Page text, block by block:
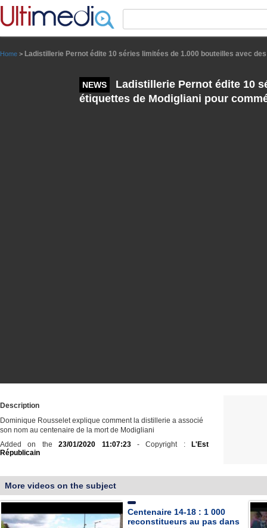
Home > Ladistillerie Pernot édite 10 séries limitées de 1.000 bouteilles avec
NEWS
Ladistillerie Pernot édite 10
étiquettes de Modigliani pour
Description
Dominique Rousselet explique comment la distillerie a associé
son nom au centenaire de la mort de Modigliani
Added on the23/01/2020 11:07:23- Copyright :
L'Est
Républicain
More videos on the subject
Centenaire 14-18 : 1 000
reconstitueurs au pas dans
Panneau de gestion des cookies